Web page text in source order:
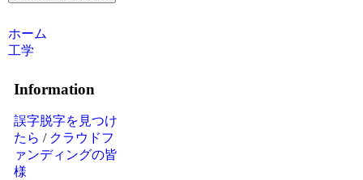
ホーム
工学
Information
誤字脱字を見つけ
たら / クラウドフ
ァンディングの皆
様